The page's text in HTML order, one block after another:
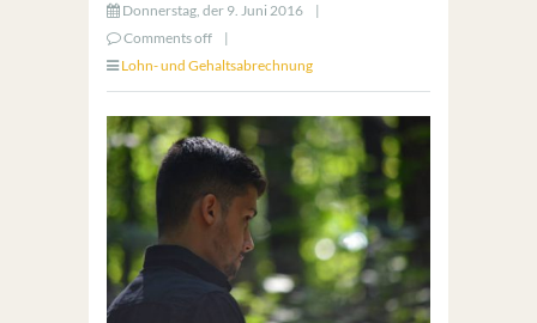
Donnerstag, der 9. Juni 2016
|
Comments off
|
Lohn- und Gehaltsabrechnung